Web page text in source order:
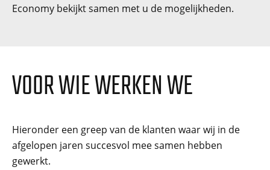
Economy bekijkt samen met u de mogelijkheden.
VOOR WIE WERKEN WE
Hieronder een greep van de klanten waar wij in de
afgelopen jaren succesvol mee samen hebben
gewerkt.